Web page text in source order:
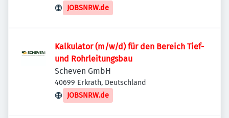
Deutschland
JOBSNRW.de
Kalkulator (m/w/d) für den Bereich Tief-
und Rohrleitungsbau
Scheven GmbH
40699 Erkrath, Deutschland
JOBSNRW.de